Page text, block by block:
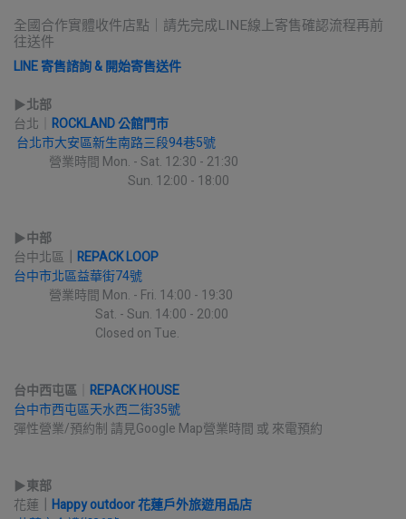
全國合作實體收件店點｜請先完成LINE線上寄售確認流程再前
往送件
LINE 寄售諮詢 & 開始寄售送件
▶︎北部
台北｜ ROCKLAND 公館門市
台北市大安區新生南路三段94巷5號
營業時間 Mon. - Sat. 12:30 - 21:30
Sun. 12:00 - 18:00
▶︎中部
台中北區
REPACK LOOP
台中市北區益華街74號
營業時間 Mon. - Fri. 14:00 - 19:30
Sat. - Sun. 14:00 - 20:00
Closed on Tue.
台中西屯區
REPACK HOUSE
台中市西屯區天水西二街35號
彈性營業/預約制 請見Google Map營業時間 或 來電預約
▶︎東部
花蓮
Happy outdoor 花蓮戶外旅遊用品店